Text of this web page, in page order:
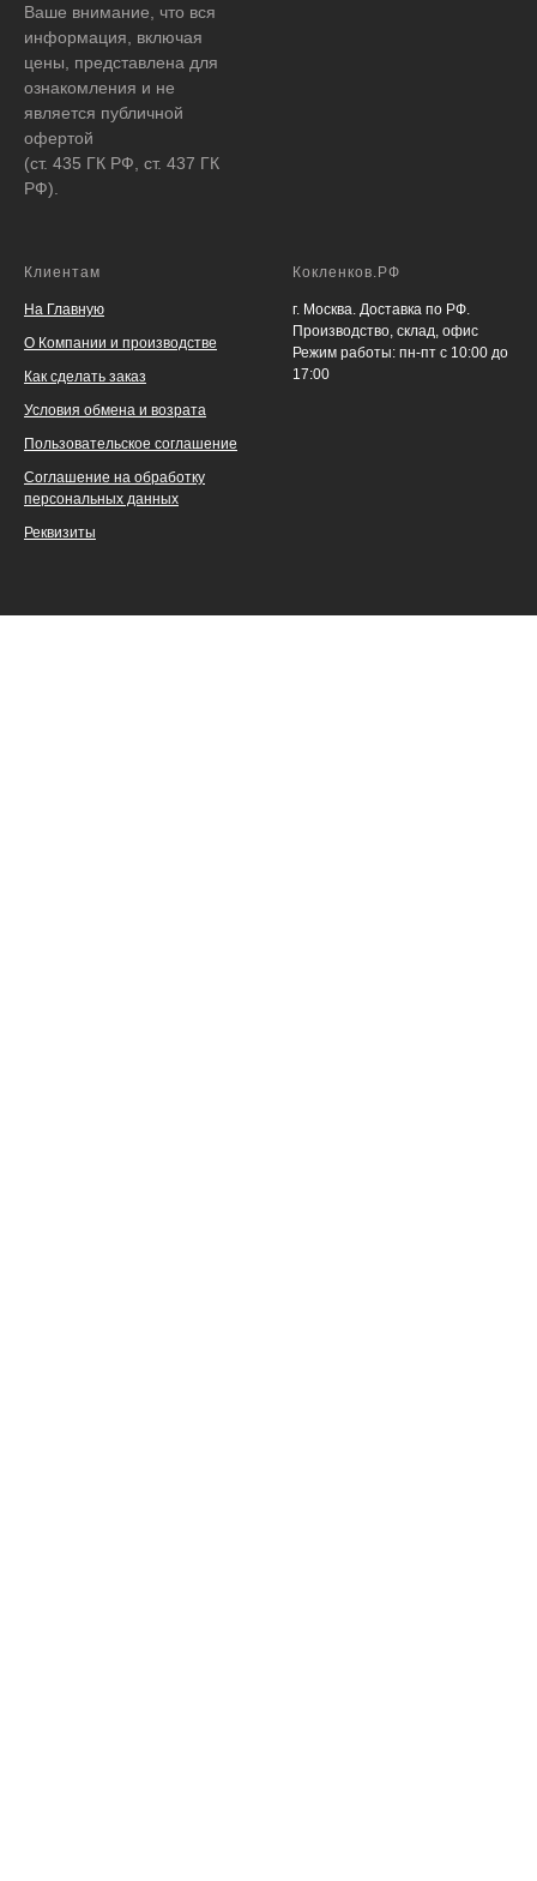
Ваше внимание, что вся
информация, включая
цены, представлена для
ознакомления и не
является публичной
офертой
(ст. 435 ГК РФ, ст. 437 ГК
РФ).
Клиентам
На Главную
О Компании и производстве
Как сделать заказ
Условия обмена и возрата
Пользовательское соглашение
Соглашение на обработку
персональных данных
Реквизиты
Кокленков.РФ
г. Москва. Доставка по РФ.
Производство, склад, офис
Режим работы: пн-пт с 10:00 до
17:00